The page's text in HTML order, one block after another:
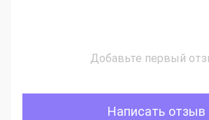
Добавьте первый
Написать отзыв